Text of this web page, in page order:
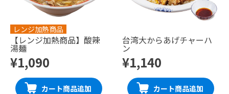
レンジ加熱商品
【レンジ加熱商品】酸辣
湯麺
¥1,090
カート商品追加
台湾大からあげチャーハ
ン
¥1,140
カート商品追加